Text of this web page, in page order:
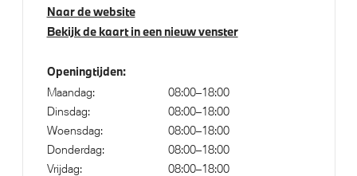
Buitenspiegels elektrisch inklapbaar
Bekerhouders met temperatuur functie
Bandenspanningsweergavesysteem
Parking Assistant Professional
Soft-Close-Automatic voor portieren
Automatisch dimmende binnen- en buitenspiegel
bestuurderzijde
Naar de website
Bekijk de kaart in een nieuw venster
Openingtijden:
Maandag:
08:00–18:00
Dinsdag:
08:00–18:00
Woensdag:
08:00–18:00
Donderdag:
08:00–18:00
Vrijdag:
08:00–18:00